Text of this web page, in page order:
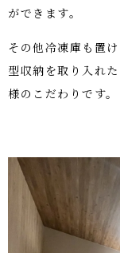
ができます。
その他冷凍庫も置
型収納を取り入れ
様のこだわりです。